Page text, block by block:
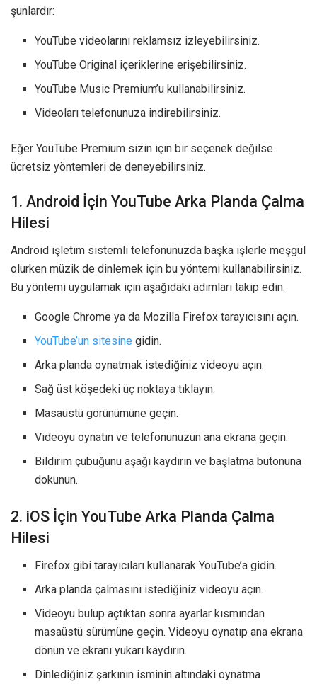
şunlardır:
YouTube videolarını reklamsız izleyebilirsiniz.
YouTube Original içeriklerine erişebilirsiniz.
YouTube Music Premium’u kullanabilirsiniz.
Videoları telefonunuza indirebilirsiniz.
Eğer YouTube Premium sizin için bir seçenek değilse
ücretsiz yöntemleri de deneyebilirsiniz.
1. Android İçin YouTube Arka Planda Çalma
Hilesi
Android işletim sistemli telefonunuzda başka işlerle meşgul
olurken müzik de dinlemek için bu yöntemi kullanabilirsiniz.
Bu yöntemi uygulamak için aşağıdaki adımları takip edin.
Google Chrome ya da Mozilla Firefox tarayıcısını açın.
YouTube’un sitesine gidin.
Arka planda oynatmak istediğiniz videoyu açın.
Sağ üst köşedeki üç noktaya tıklayın.
Masaüstü görünümüne geçin.
Videoyu oynatın ve telefonunuzun ana ekrana geçin.
Bildirim çubuğunu aşağı kaydırın ve başlatma butonuna
dokunun.
2. iOS İçin YouTube Arka Planda Çalma
Hilesi
Firefox gibi tarayıcıları kullanarak YouTube’a gidin.
Arka planda çalmasını istediğiniz videoyu açın.
Videoyu bulup açtıktan sonra ayarlar kısmından
masaüstü sürümüne geçin. Videoyu oynatıp ana ekrana
dönün ve ekranı yukarı kaydırın.
Dinlediğiniz şarkının isminin altındaki oynatma